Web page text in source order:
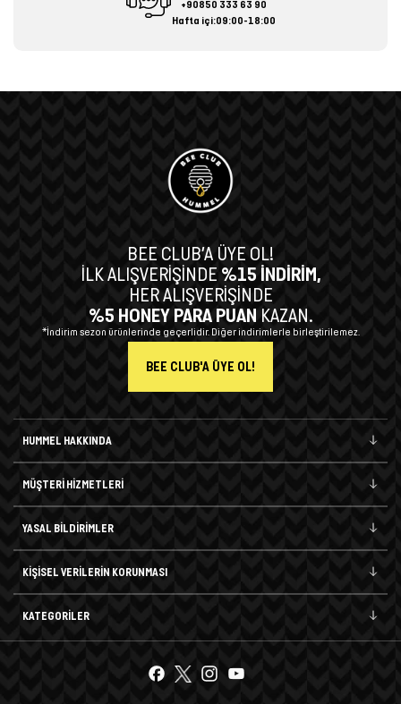
+90850 333 63 90
Hafta içi:09:00-18:00
HUMMEL HAKKINDA
MÜŞTERİ HİZMETLERİ
YASAL BİLDİRİMLER
KİŞİSEL VERİLERİN KORUNMASI
KATEGORİLER
BEE CLUB’A ÜYE OL!
İLK ALIŞVERİŞİNDE %15 İNDİRİM,
HER ALIŞVERİŞİNDE
%5 HONEY PARA PUAN KAZAN.
*İndirim sezon ürünlerinde geçerlidir. Diğer indirimlerle birleştirilemez.
BEE CLUB'A ÜYE OL!